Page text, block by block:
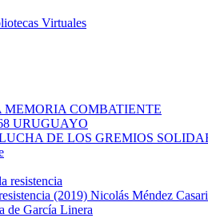
Virtuales
MEMORIA COMBATIENTE
URUGUAYO
DE LOS GREMIOS
resistencia
(2019) Nicolás Méndez
de García Linera